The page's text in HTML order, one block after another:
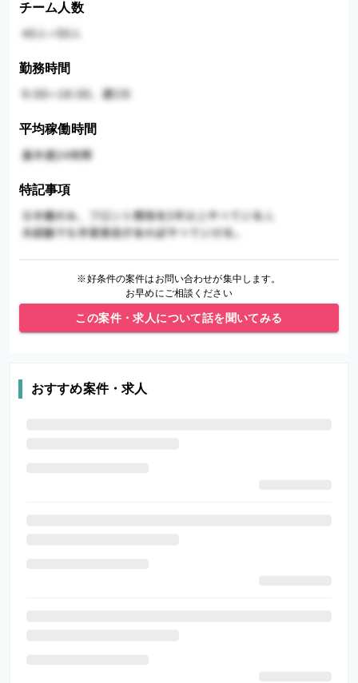
チーム人数
勤務時間
平均稼働時間
特記事項
※好条件の案件はお問い合わせが集中します。
お早めにご相談ください
この案件・求人について話を聞いてみる
おすすめ案件・求人